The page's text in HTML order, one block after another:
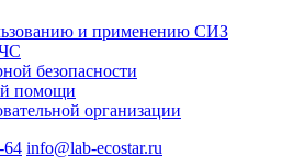
и применению СИЗ
безопасности
помощи
организации
64 info@lab-ecostar.ru